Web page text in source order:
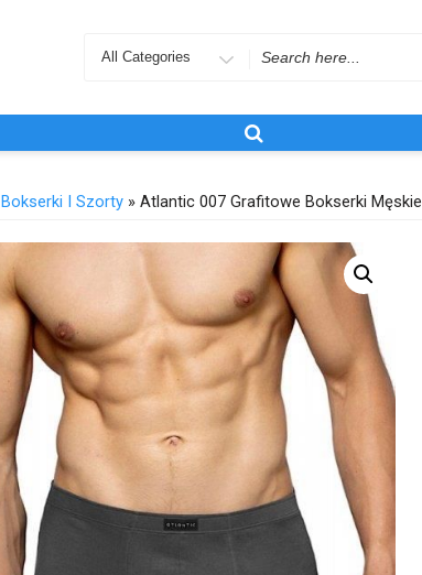
Search
Bokserki I Szorty » Atlantic 007 Grafitowe Bokserki Męskie